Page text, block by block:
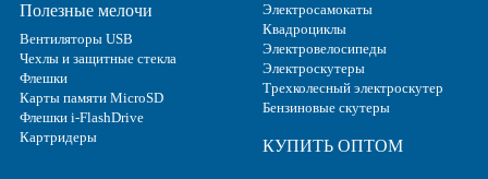
Полезные мелочи
Вентиляторы USB
Чехлы и защитные стекла
Флешки
Карты памяти MicroSD
Флешки i-FlashDrive
Картридеры
Электросамокаты
Квадроциклы
Электровелосипеды
Электроскутеры
Трехколесный электроскутер
Бензиновые скутеры
КУПИТЬ ОПТОМ